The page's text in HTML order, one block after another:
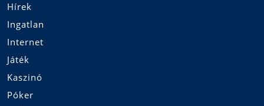
Hírek
Ingatlan
Internet
Játék
Kaszinó
Póker